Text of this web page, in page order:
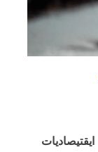
ایقتیصادیات